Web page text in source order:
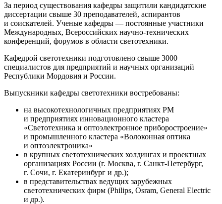
За период существования кафедры защитили кандидатские
диссертации свыше 30 преподавателей, аспирантов
и соискателей. Ученые кафедры — постоянные участники
Международных, Всероссийских научно-технических
конференций, форумов в области светотехники.
Кафедрой светотехники подготовлено свыше 3000
специалистов для предприятий и научных организаций
Республики Мордовия и России.
Выпускники кафедры светотехники востребованы:
на высокотехнологичных предприятиях РМ
и предприятиях инновационного кластера
«Светотехника и оптоэлектронное приборостроение»
и промышленного кластера «Волоконная оптика
и оптоэлектроника»
в крупных светотехнических холдингах и проектных
организациях России (г. Москва, г. Санкт-Петербург,
г. Сочи, г. Екатеринбург и др.);
в представительствах ведущих зарубежных
светотехнических фирм (Philips, Osram, General Electric
и др.).